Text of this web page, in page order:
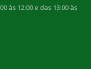
às 12:00 e das 13:00 às